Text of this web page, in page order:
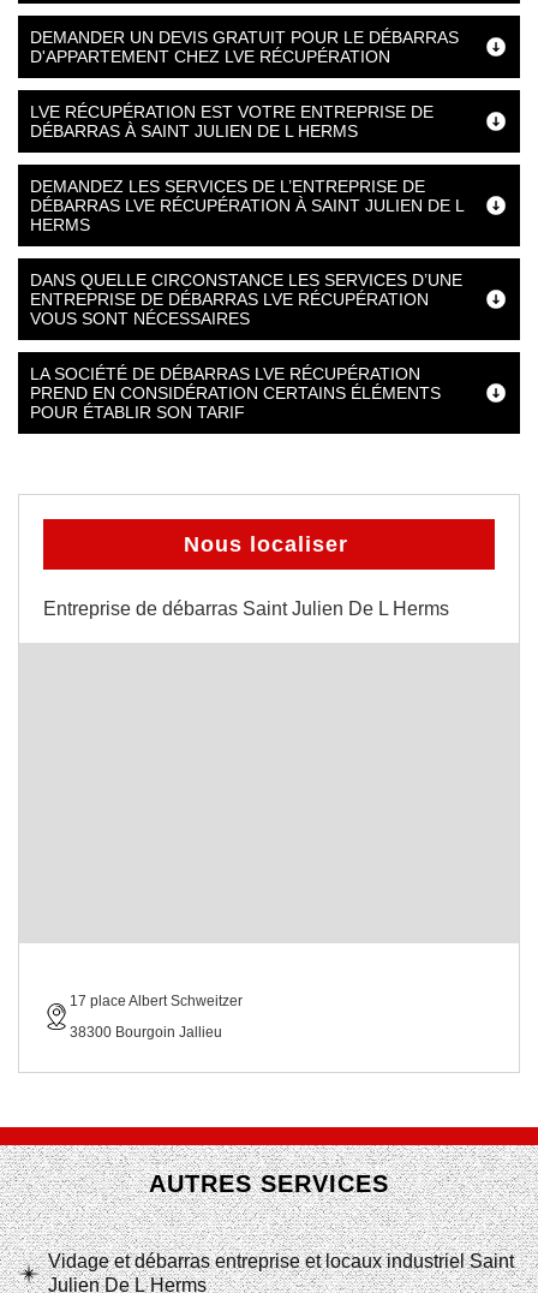
DEMANDER UN DEVIS GRATUIT POUR LE DÉBARRAS
D'APPARTEMENT CHEZ LVE RÉCUPÉRATION
LVE RÉCUPÉRATION EST VOTRE ENTREPRISE DE
DÉBARRAS À SAINT JULIEN DE L HERMS
DEMANDEZ LES SERVICES DE L’ENTREPRISE DE
DÉBARRAS LVE RÉCUPÉRATION À SAINT JULIEN DE L
HERMS
DANS QUELLE CIRCONSTANCE LES SERVICES D’UNE
ENTREPRISE DE DÉBARRAS LVE RÉCUPÉRATION
VOUS SONT NÉCESSAIRES
LA SOCIÉTÉ DE DÉBARRAS LVE RÉCUPÉRATION
PREND EN CONSIDÉRATION CERTAINS ÉLÉMENTS
POUR ÉTABLIR SON TARIF
Nous localiser
Entreprise de débarras Saint Julien De L Herms
17 place Albert Schweitzer
38300 Bourgoin Jallieu
AUTRES SERVICES
Vidage et débarras entreprise et locaux industriel Saint
Julien De L Herms